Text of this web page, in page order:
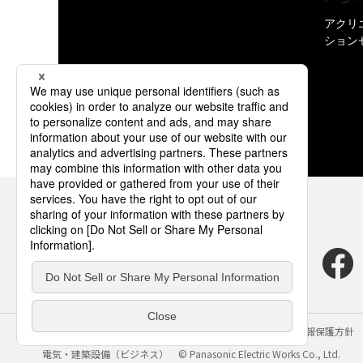
アクリ
ション
サイトのご利用にあたって クッキーポリシー
個人情報保護方針
電気・建築設備（ビジネス）
© Panasonic Electric Works Co., Ltd.